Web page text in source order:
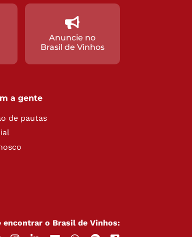
Anuncie no
Brasil de Vinhos
a gente
de pautas
encontrar o Brasil de Vinhos: